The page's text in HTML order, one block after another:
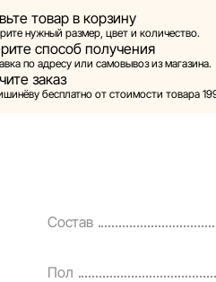
на нашем сайте.
оставляет за собой право в
уведомления вносить
свойства товаров.
предварительного
регулярно проверяет и
товар в корзину
нужный размер, цвет и количество.
способ получения
по адресу или самовывоз из магазина.
заказ
бесплатно от стоимости товара
Состав
Пол